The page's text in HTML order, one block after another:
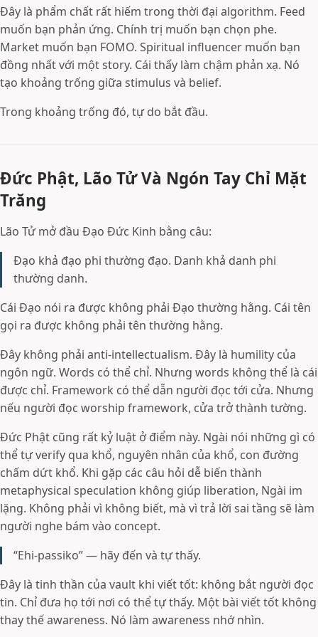
Đây là phẩm chất rất hiếm trong thời đại algorithm. Feed
muốn bạn phản ứng. Chính trị muốn bạn chọn phe.
Market muốn bạn FOMO. Spiritual influencer muốn bạn
đồng nhất với một story. Cái thấy làm chậm phản xạ. Nó
tạo khoảng trống giữa stimulus và belief.
Trong khoảng trống đó, tự do bắt đầu.
Đức Phật, Lão Tử Và Ngón Tay Chỉ Mặt
Trăng
Lão Tử mở đầu Đạo Đức Kinh bằng câu:
Đạo khả đạo phi thường đạo. Danh khả danh phi
thường danh.
Cái Đạo nói ra được không phải Đạo thường hằng. Cái tên
gọi ra được không phải tên thường hằng.
Đây không phải anti-intellectualism. Đây là humility của
ngôn ngữ. Words có thể chỉ. Nhưng words không thể là cái
được chỉ. Framework có thể dẫn người đọc tới cửa. Nhưng
nếu người đọc worship framework, cửa trở thành tường.
Đức Phật cũng rất kỷ luật ở điểm này. Ngài nói những gì có
thể tự verify qua khổ, nguyên nhân của khổ, con đường
chấm dứt khổ. Khi gặp các câu hỏi dễ biến thành
metaphysical speculation không giúp liberation, Ngài im
lặng. Không phải vì không biết, mà vì trả lời sai tầng sẽ làm
người nghe bám vào concept.
“Ehi-passiko” — hãy đến và tự thấy.
Đây là tinh thần của vault khi viết tốt: không bắt người đọc
tin. Chỉ đưa họ tới nơi có thể tự thấy. Một bài viết tốt không
thay thế awareness. Nó làm awareness nhớ nhìn.